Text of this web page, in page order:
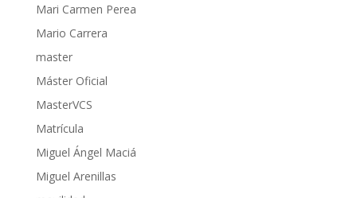
Mari Carmen Perea
Mario Carrera
master
Máster Oficial
MasterVCS
Matrícula
Miguel Ángel Maciá
Miguel Arenillas